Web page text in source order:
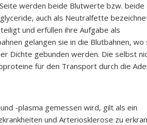
werden beide Blutwerte bzw. beide
auch als Neutralfette
und erfüllen ihre Aufgabe als
gelangen sie in die Blutbahnen, wo
Dichte gebunden werden. Die selbst
für den Transport durch die
-plasma gemessen wird, gilt als ein
und Arteriosklerose zu